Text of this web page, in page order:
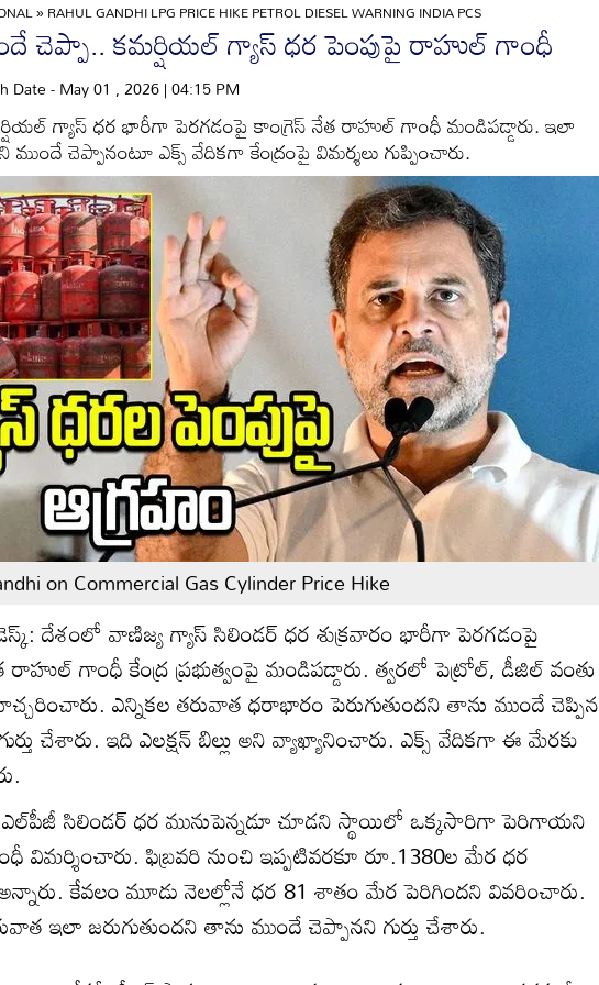
»RAHUL GANDHI LPG PRICE HIKE PETROL DIESEL WARNING INDIA PCS
చెప్పా.. కమర్షియల్ గ్యాస్ ధర పెంపుపై రాహుల్ గాంధీ
Date - May 01 , 2026 | 04:15 PM
గ్యాస్ ధర భారీగా పెరగడంపై కాంగ్రెస్ నేత రాహుల్ గాంధీ మండిపడ్డారు. ఇలా
ముందే చెప్పానంటూ ఎక్స్ వేదికగా కేంద్రంపై విమర్శలు గుప్పించారు.
on Commercial Gas Cylinder Price Hike
దేశం‌లో వాణిజ్య గ్యాస్ సిలిండర్ ధర శుక్రవారం భారీగా పెరగడంపై
రాహుల్ గాంధీ కేంద్ర ప్రభుత్వంపై మండిపడ్డారు. త్వరలో పెట్రోల్, డీజిల్ వంతు
ఎన్నికల తరువాత ధరాభారం పెరుగుతుందని తాను ముందే చెప్పిన
చేశారు. ఇది ఎలక్షన్ బిల్లు అని వ్యాఖ్యానించారు. ఎక్స్ వేదికగా ఈ మేరకు
సిలిండర్ ధర మునుపెన్నడూ చూడని స్థాయిలో ఒక్కసారిగా పెరిగాయని
విమర్శించారు. ఫిబ్రవరి నుంచి ఇప్పటివరకూ రూ.1380ల మేర ధర
కేవలం మూడు నెలల్లోనే ధర 81 శాతం మేర పెరిగిందని వివరించారు.
ఇలా జరుగుతుందని తాను ముందే చెప్పానని గుర్తు చేశారు.